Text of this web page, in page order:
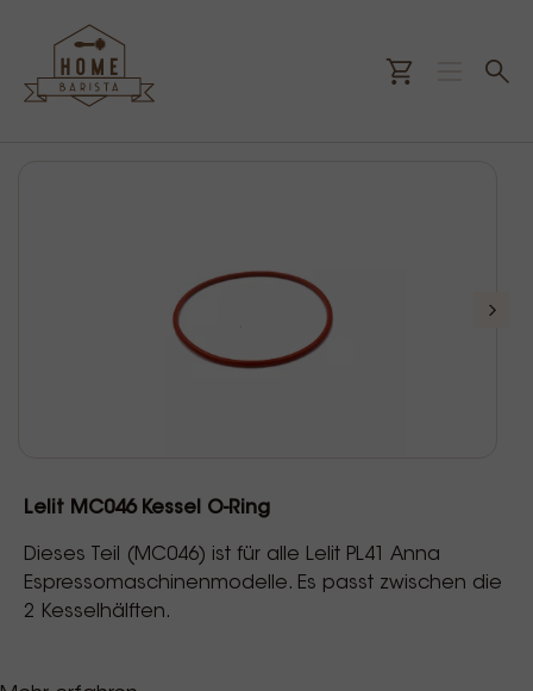
Lelit MC046 Kessel O-Ring
Dieses Teil (MC046) ist für alle Lelit PL41 Anna
Espressomaschinenmodelle. Es passt zwischen die
2 Kesselhälften.